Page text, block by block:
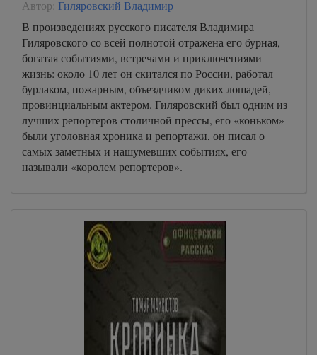
Автор: Гиляровский Владимир
В произведениях русского писателя Владимира
Гиляровского со всей полнотой отражена его бурная,
богатая событиями, встречами и приключениями
жизнь: около 10 лет он скитался по России, работал
бурлаком, пожарным, объездчиком диких лошадей,
провинциальным актером. Гиляровский был одним из
лучших репортеров столичной прессы, его «коньком»
были уголовная хроника и репортажи, он писал о
самых заметных и нашумевших событиях, его
называли «королем репортеров».